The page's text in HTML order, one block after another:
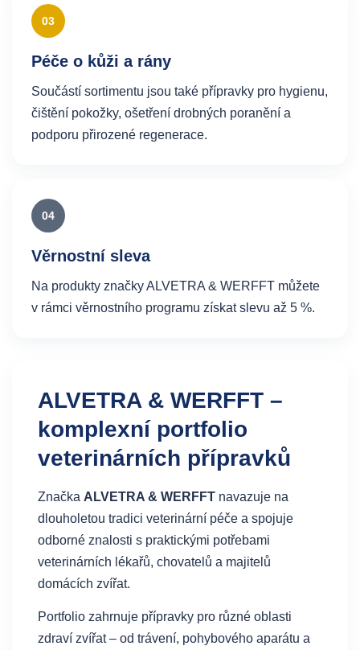
03
Péče o kůži a rány
Součástí sortimentu jsou také přípravky pro hygienu,
čištění pokožky, ošetření drobných poranění a
podporu přirozené regenerace.
04
Věrnostní sleva
Na produkty značky ALVETRA & WERFFT můžete
v rámci věrnostního programu získat slevu až 5 %.
ALVETRA & WERFFT –
komplexní portfolio
veterinárních přípravků
Značka ALVETRA & WERFFT navazuje na
dlouholetou tradici veterinární péče a spojuje
odborné znalosti s praktickými potřebami
veterinárních lékařů, chovatelů a majitelů
domácích zvířat.
Portfolio zahrnuje přípravky pro různé oblasti
zdraví zvířat – od trávení, pohybového aparátu a